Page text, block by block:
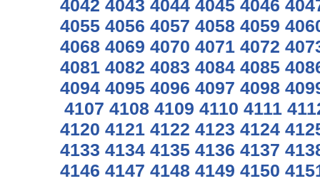
4042 4043 4044 4045 4046
4055 4056 4057 4058 4059
4068 4069 4070 4071 4072
4081 4082 4083 4084 4085
4094 4095 4096 4097 4098
4107 4108 4109 4110 4111
4120 4121 4122 4123 4124
4133 4134 4135 4136 4137
4146 4147 4148 4149 4150